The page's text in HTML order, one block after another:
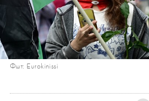
Φωτ: Eurokinissi